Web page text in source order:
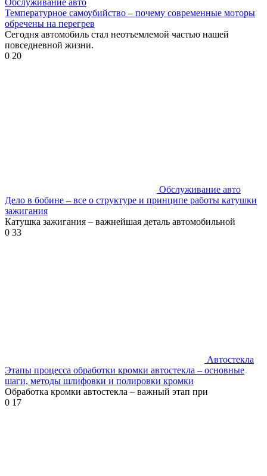
Температурное самоубийство – почему современные моторы
обречены на перегрев
Сегодня автомобиль стал неотъемлемой частью нашей
повседневной жизни.
0 20
Обслуживание авто
Дело в бобине – все о структуре и принципе работы катушки
зажигания
Катушка зажигания – важнейшая деталь автомобильной
0 33
Автостекла
Этапы процесса обработки кромки автостекла – основные
шаги, методы шлифовки и полировки кромки
Обработка кромки автостекла – важный этап при
0 17